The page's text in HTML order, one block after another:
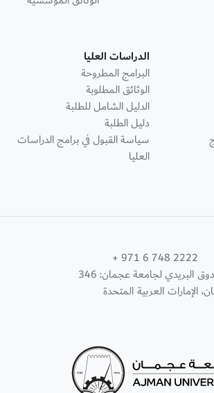
الدراسات العليا
البرامج المطروحة
الوثائق المطلوبة
الدليل الشامل للطلبة
دليل الطلبة
سياسة القبول في برامج الدراسات
العليا
+ 971 6 748 2222
البريدي لجامعة عجمان: 346
الإمارات العربية المتحدة